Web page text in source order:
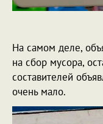
На самом деле,
на сбор мусора,
составителей
очень мало.